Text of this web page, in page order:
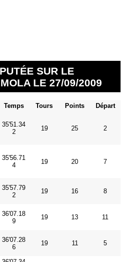
SUR LE
LE 27/09/2009
Temps Tours Points Départ
35'51.34
2
19 25 2
35'56.71
4
19 20 7
35'57.79
2
19 16 8
36'07.18
9
19 13 11
36'07.28
6
19 11 5